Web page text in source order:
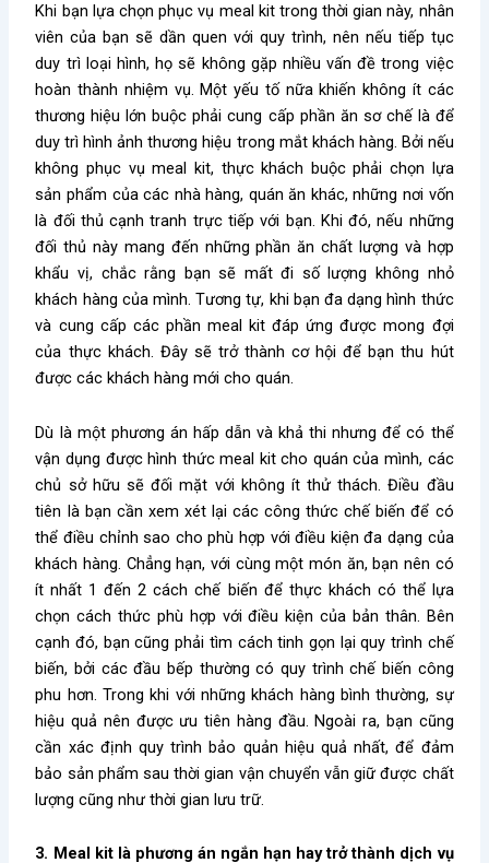
Khi bạn lựa chọn phục vụ meal kit trong thời gian này, nhân
viên của bạn sẽ dần quen với quy trình, nên nếu tiếp tục
duy trì loại hình, họ sẽ không gặp nhiều vấn đề trong việc
hoàn thành nhiệm vụ. Một yếu tố nữa khiến không ít các
thương hiệu lớn buộc phải cung cấp phần ăn sơ chế là để
duy trì hình ảnh thương hiệu trong mắt khách hàng. Bởi nếu
không phục vụ meal kit, thực khách buộc phải chọn lựa
sản phẩm của các nhà hàng, quán ăn khác, những nơi vốn
là đối thủ cạnh tranh trực tiếp với bạn. Khi đó, nếu những
đối thủ này mang đến những phần ăn chất lượng và hợp
khẩu vị, chắc rằng bạn sẽ mất đi số lượng không nhỏ
khách hàng của mình. Tương tự, khi bạn đa dạng hình thức
và cung cấp các phần meal kit đáp ứng được mong đợi
của thực khách. Đây sẽ trở thành cơ hội để bạn thu hút
được các khách hàng mới cho quán.
Dù là một phương án hấp dẫn và khả thi nhưng để có thể
vận dụng được hình thức meal kit cho quán của mình, các
chủ sở hữu sẽ đối mặt với không ít thử thách. Điều đầu
tiên là bạn cần xem xét lại các công thức chế biến để có
thể điều chỉnh sao cho phù hợp với điều kiện đa dạng của
khách hàng. Chẳng hạn, với cùng một món ăn, bạn nên có
ít nhất 1 đến 2 cách chế biến để thực khách có thể lựa
chọn cách thức phù hợp với điều kiện của bản thân. Bên
cạnh đó, bạn cũng phải tìm cách tinh gọn lại quy trình chế
biến, bởi các đầu bếp thường có quy trình chế biến công
phu hơn. Trong khi với những khách hàng bình thường, sự
hiệu quả nên được ưu tiên hàng đầu. Ngoài ra, bạn cũng
cần xác định quy trình bảo quản hiệu quả nhất, để đảm
bảo sản phẩm sau thời gian vận chuyển vẫn giữ được chất
lượng cũng như thời gian lưu trữ.
3. Meal kit là phương án ngắn hạn hay trở thành dịch vụ